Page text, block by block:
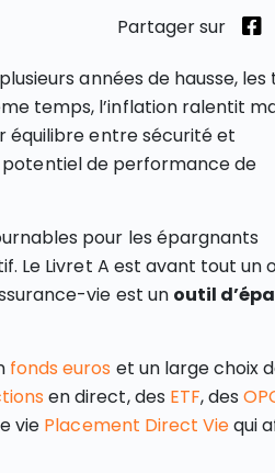
Partager sur
années de hausse, les
temps, l’inflation ralentit
équilibre entre sécurité et
potentiel de performance de
pour les épargnants
Le Livret A est avant tout un
vie est un outil
fonds euros et un large choix
en direct, des ETF, des
vie Placement Direct Viequi